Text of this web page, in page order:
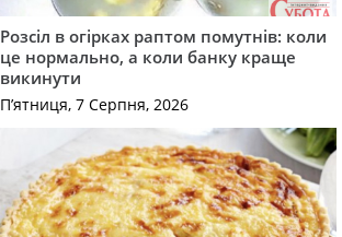
Розсіл в огірках раптом помутнів: коли
це нормально, а коли банку краще
викинути
П’ятниця, 7 Серпня, 2026